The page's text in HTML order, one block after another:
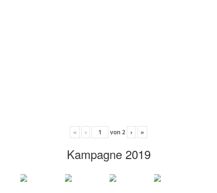
« ‹ von 2 › »
Kampagne 2019